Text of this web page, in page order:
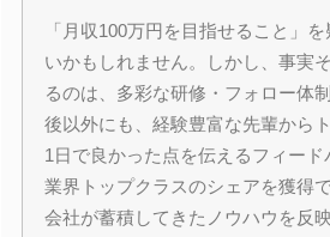
「月収100万円を目指せること」
いかもしれません。しかし、事実
るのは、多彩な研修・フォロー体
後以外にも、経験豊富な先輩から
1日で良かった点を伝えるフィード
業界トップクラスのシェアを獲得
会社が蓄積してきたノウハウを反